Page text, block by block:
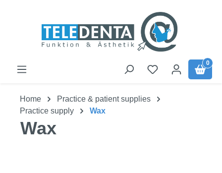
0
Home
Practice & patient supplies
Practice supply
Wax
Wax